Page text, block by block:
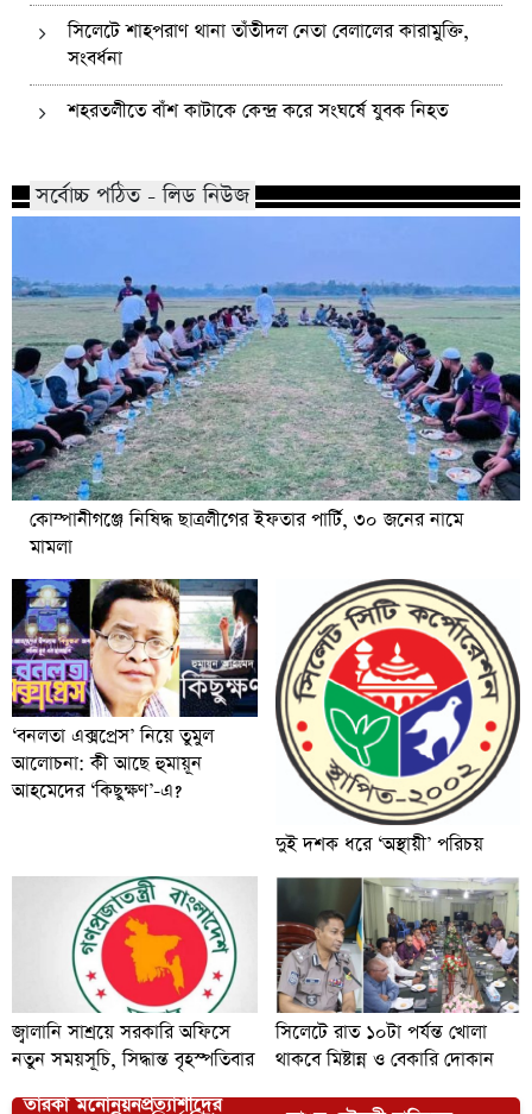
সিলেটে শাহপরাণ থানা তাঁতীদল নেতা বেলালের কারামুক্তি,
সংবর্ধনা
শহরতলীতে বাঁশ কাটাকে কেন্দ্র করে সংঘর্ষে যুবক নিহত
সর্বোচ্চ পঠিত - লিড নিউজ
কোম্পানীগঞ্জে নিষিদ্ধ ছাত্রলীগের ইফতার পার্টি, ৩০ জনের নামে
মামলা
‘বনলতা এক্সপ্রেস’ নিয়ে তুমুল
আলোচনা: কী আছে হুমায়ূন
আহমেদের ‘কিছুক্ষণ’-এ?
দুই দশক ধরে ‘অস্থায়ী’ পরিচয়
জ্বালানি সাশ্রয়ে সরকারি অফিসে
নতুন সময়সূচি, সিদ্ধান্ত বৃহস্পতিবার
সিলেটে রাত ১০টা পর্যন্ত খোলা
থাকবে মিষ্টান্ন ও বেকারি দোকান
তারকা মনোনয়নপ্রত্যাশীদের